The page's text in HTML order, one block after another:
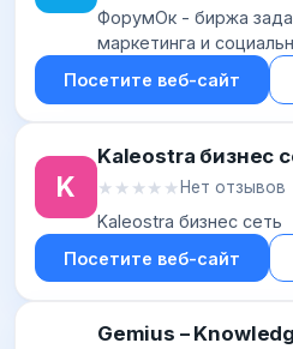
ФорумОк - биржа
маркетинга и
Заказывайте
просмотры, лайки,
Посетите веб-сайт
K
Kaleostra бизнес
★★★★★
★★★★★ Нет отзывов
Kaleostra бизнес сеть
Посетите веб-сайт
Gemius –